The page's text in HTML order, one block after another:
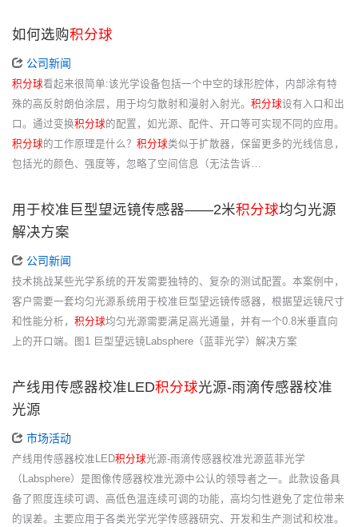
如何选购积分球
公司新闻
积分球看起来很简单:该光学设备包括一个中空的球形腔体，内部涂有特
殊的高反射朗伯涂层，用于均匀散射和漫射入射光。 积分球设有入口和出
口。通过变换积分球 的配置，如光源、配件、开口等可实现不同的应用。
积分球 的工作原理是什么？ 积分球类似于扩散器，保留更多的光线信息，
包括光的颜色、强度等，忽略了空间信息（无法告诉…
用于校准巨型望远镜传感器——2米积分球均匀光源
解决方案
公司新闻
技术挑战某些光学系统的开发需要独特的、复杂的测试配置。本案例中，
客户需要一套均匀光源系统用于校准巨型望远镜传感器，根据望远镜尺寸
和性能分析， 积分球均匀光源需要满足高光通量，并有一个0.8米垂直向
上的开口端。图1 巨型望远镜Labsphere（蓝菲光学）解决方案
产线用传感器校准LED积分球光源-雨滴传感器校准
光源
市场活动
产线用传感器校准LED积分球光源-雨滴传感器校准光源蓝菲光学
（Labsphere）是图像传感器校准光源中公认的领导者之一。此款设备具
备了照度连续可调、高低色温连续可调的功能，高均匀性避免了定位带来
的误差。主要应用于各类光学光学传感器研究、开发和生产测试和校准。